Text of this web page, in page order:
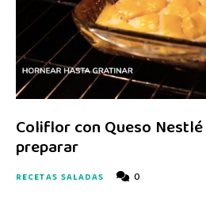
Coliflor con Queso
preparar
RECETAS SALADAS 0